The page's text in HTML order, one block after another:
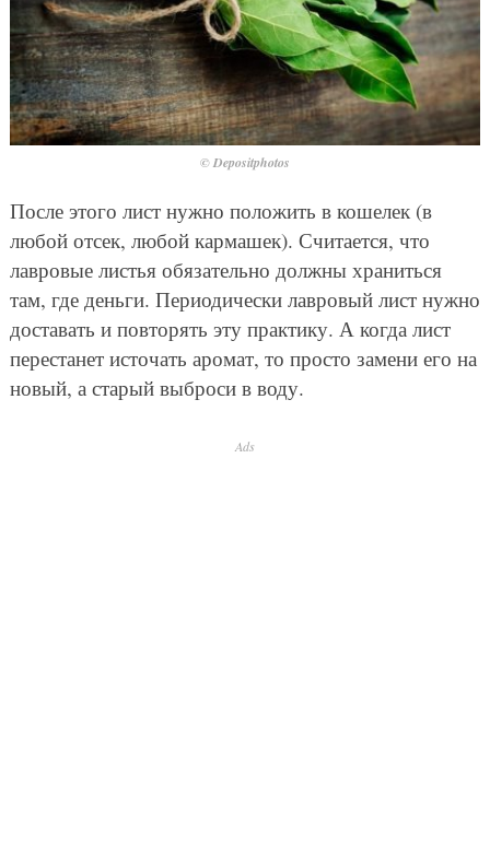
© Depositphotos
После этого лист нужно положить в кошелек (в
любой отсек, любой кармашек). Считается, что
лавровые листья обязательно должны храниться
там, где деньги. Периодически лавровый лист нужно
доставать и повторять эту практику. А когда лист
перестанет источать аромат, то просто замени его на
новый, а старый выброси в воду.
Ads